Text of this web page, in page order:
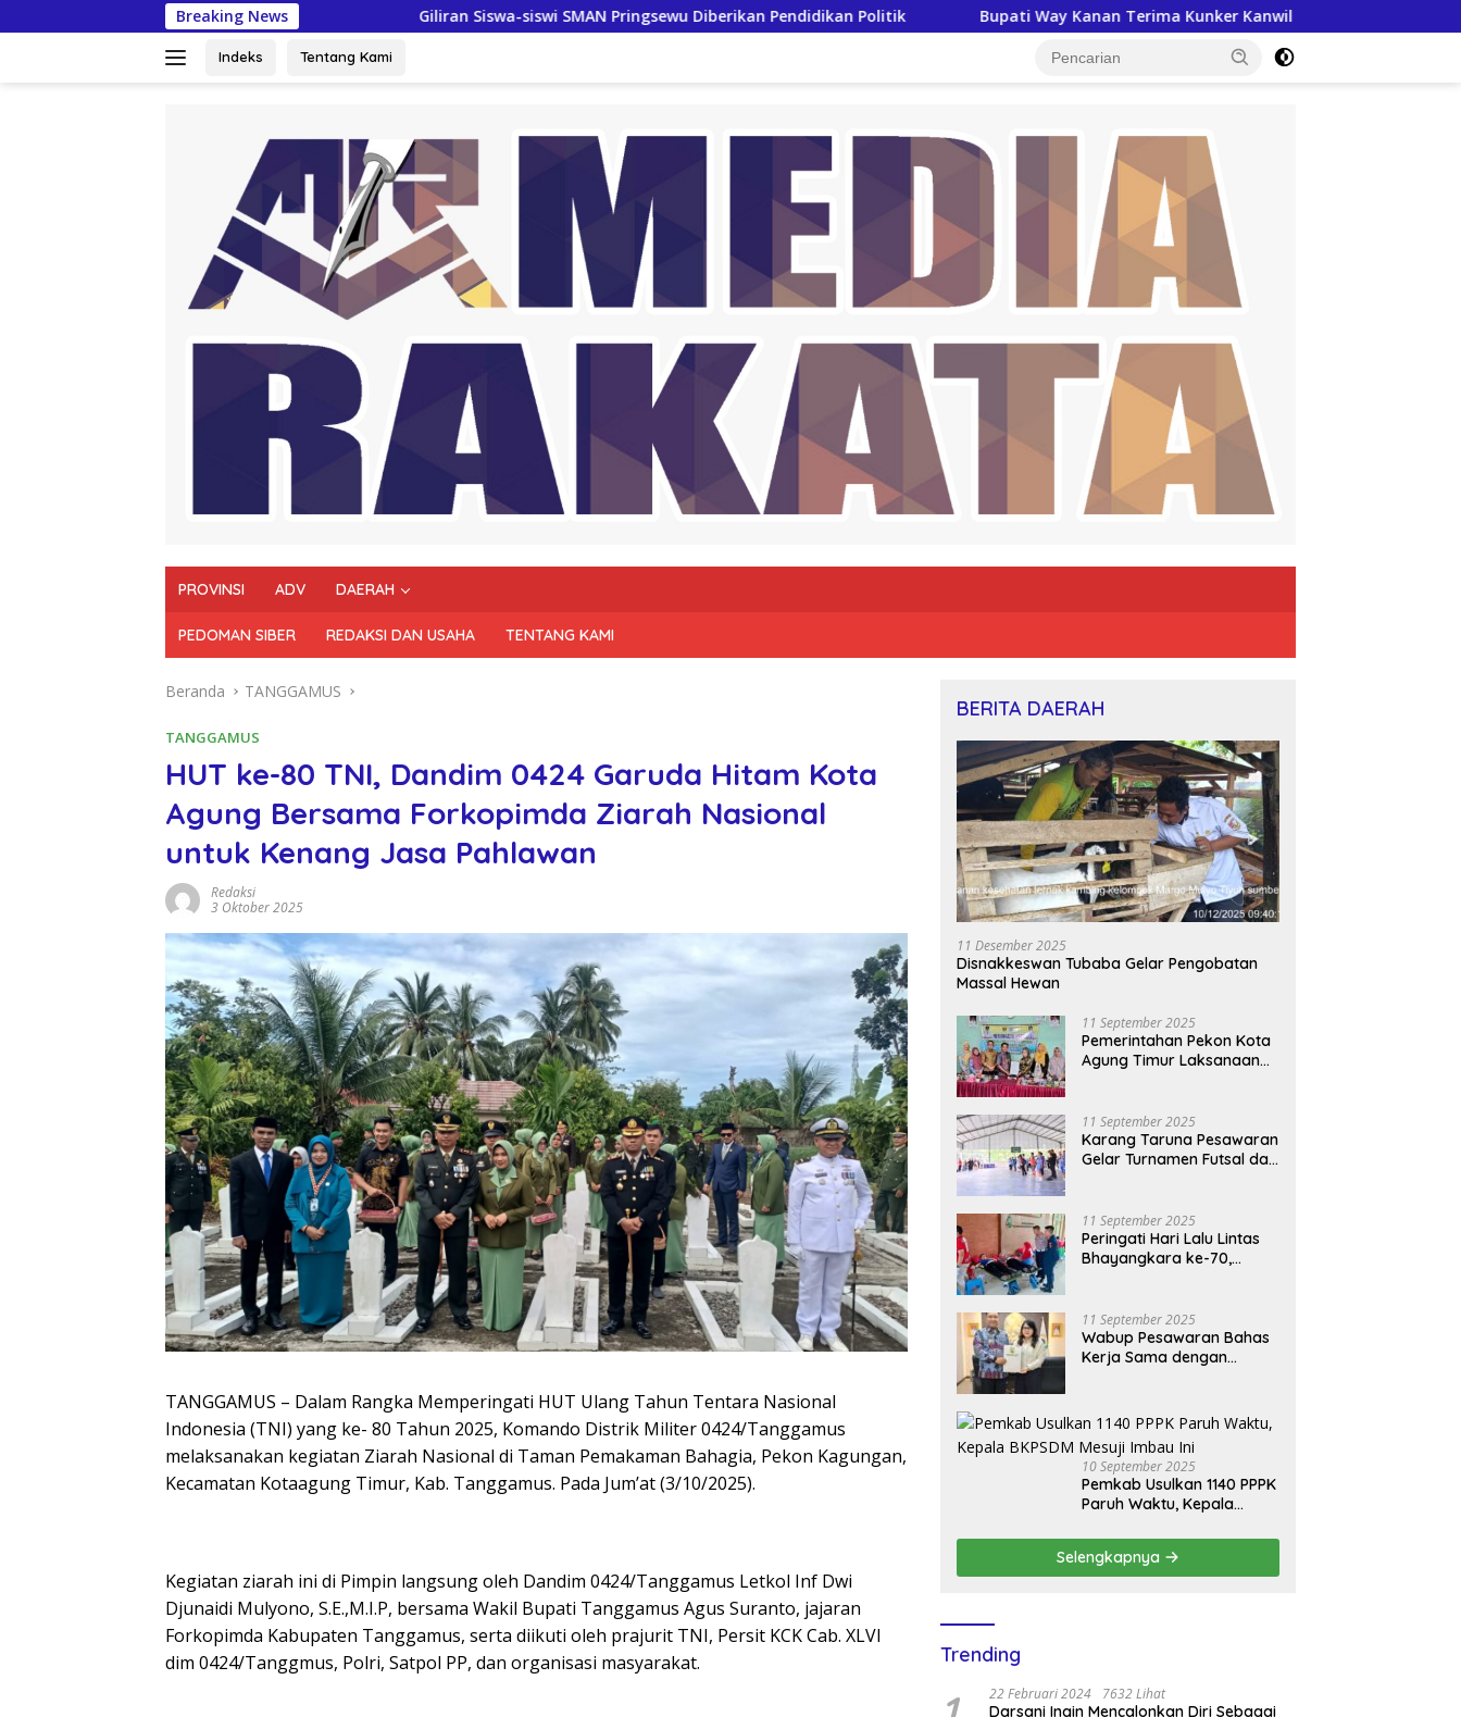
ke
Breaking NewsGiliran Siswa-siswi SMAN Pringsewu Diberikan Pendidikan Politik Bupati Way Kanan Terima Kunker Kanwil ATR/BPN Lampung, Bahas Percepatan
Indeks Tentang Kami
PROVINSI ADV DAERAH
PEDOMAN SIBER REDAKSI DAN USAHA TENTANG KAMI
Beranda TANGGAMUS
TANGGAMUS
HUT ke-80 TNI, Dandim 0424 Garuda Hitam Kota
Agung Bersama Forkopimda Ziarah Nasional
untuk Kenang Jasa Pahlawan
Redaksi
3 Oktober 2025
TANGGAMUS – Dalam Rangka Memperingati HUT Ulang Tahun Tentara Nasional
Indonesia (TNI) yang ke- 80 Tahun 2025, Komando Distrik Militer 0424/Tanggamus
melaksanakan kegiatan Ziarah Nasional di Taman Pemakaman Bahagia, Pekon Kagungan,
Kecamatan Kotaagung Timur, Kab. Tanggamus. Pada Jum’at (3/10/2025).
Kegiatan ziarah ini di Pimpin langsung oleh Dandim 0424/Tanggamus Letkol Inf Dwi
Djunaidi Mulyono, S.E.,M.I.P, bersama Wakil Bupati Tanggamus Agus Suranto, jajaran
Forkopimda Kabupaten Tanggamus, serta diikuti oleh prajurit TNI, Persit KCK Cab. XLVI
dim 0424/Tanggmus, Polri, Satpol PP, dan organisasi masyarakat.
BERITA DAERAH
11 Desember 2025
Disnakkeswan Tubaba Gelar Pengobatan
Massal Hewan
11 September 2025
Pemerintahan Pekon Kota
Agung Timur Laksanaan
2026
11 September 2025
Karang Taruna Pesawaran
Gelar Turnamen Futsal dan
11 September 2025
Peringati Hari Lalu Lintas
Bhayangkara ke-70,
Darah Sejuta Harapan
11 September 2025
Wabup Pesawaran Bahas
Kerja Sama dengan
10 September 2025
Pemkab Usulkan 1140 PPPK
Paruh Waktu, Kepala
Selengkapnya
Trending
22 Februari 2024 7632 Lihat
Darsani Ingin Mencalonkan Diri Sebagai